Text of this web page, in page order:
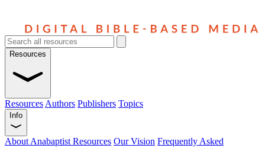
Resources
Resources Authors Publishers Topics
Info
About Anabaptist Resources Our Vision Frequently Asked